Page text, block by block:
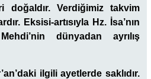
doğaldır. Verdiğimiz takvim
Eksisi-artısıyla Hz. İsa’nın
dünyadan ayrılış
ilgili ayetlerde saklıdır.